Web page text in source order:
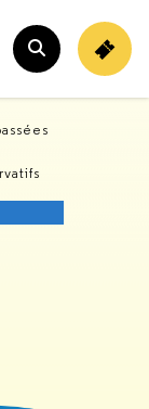
Rechercher